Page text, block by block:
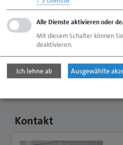
Iris Christiansen, Deutsch-
Veranstalter:
WTSH – Wirtschaftsförderung
Technologietransfer
Weitere Informationen und
Kontakt
Alle Dienste aktivieren oder
Mit diesem Schalter können
deaktivieren.
Ich lehne ab Ausgewählte